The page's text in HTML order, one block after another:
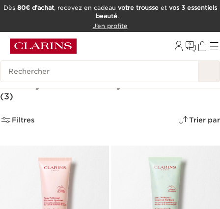
OUTIL D'ACCESSIBILITÉ
Dès 80€ d’achat, recevez en cadeau votre trousseet vos 3 essentiels
beauté.
J’en profite
Historique des recherches
Nettoyants - Nettoyants et Lotions
(3)
Filtres Trier par